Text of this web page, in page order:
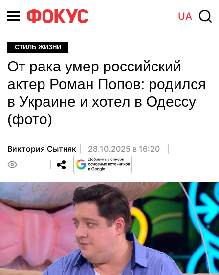
UA
СТИЛЬ ЖИЗНИ
От рака умер российский
актер Роман Попов: родился
в Украине и хотел в Одессу
(фото)
Виктория Сытняк
28.10.2025 в 16:20